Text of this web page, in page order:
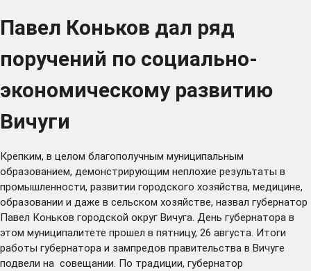
Павел Коньков дал ряд
поручений по социально-
экономическому развитию
Вичуги
Крепким, в целом благополучным муниципальным
образованием, демонстрирующим неплохие результаты в
промышленности, развитии городского хозяйства, медицине,
образовании и даже в сельском хозяйстве, назвал губернатор
Павел Коньков городской округ Вичуга. День губернатора в
этом муниципалитете прошел в пятницу, 26 августа. Итоги
работы губернатора и зампредов правительства в Вичуге
подвели на совещании. По традиции, губернатор